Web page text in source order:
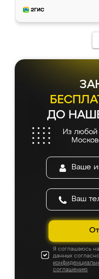
и снял размеры.
мебель сразу
каких-либо
довольна, все
ДО
Из любой
Я соглашаюсь
данных
соглашению